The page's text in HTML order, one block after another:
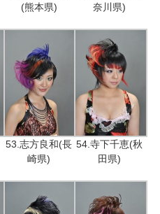
(熊本県)
奈川県)
53.志方良和(長
崎県)
54.寺下千恵(秋
田県)